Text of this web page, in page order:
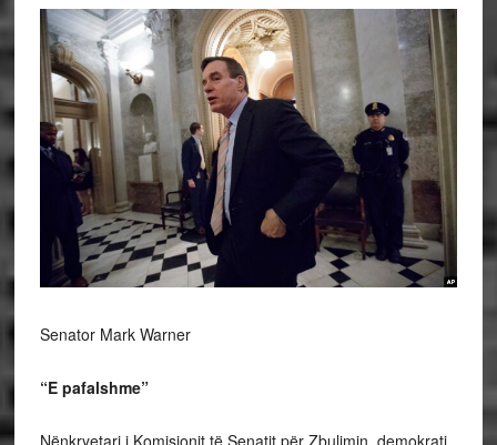
Senator Mark Warner
“E pafalshme”